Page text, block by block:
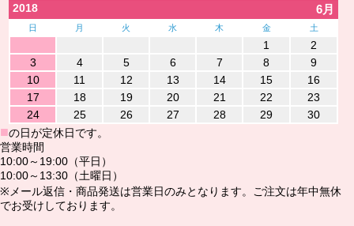
2018 6月
日 月 火 水 木 金 土
1
2
3
4 5 6 7 8
9
10
11 12 13 14 15
16
17
18 19 20 21 22
23
24
25 26 27 28 29 30
■の日が定休日です。
営業時間
10:00～19:00（平日）
10:00～13:30（土曜日）
※メール返信・商品発送は営業日のみとなります。ご注文は年中無休
でお受けしております。